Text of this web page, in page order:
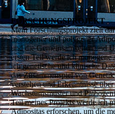
FORSCHUNGS­­PROJEKT
Mein Forschungsprojekt zielt
monogener und polygener
und die Gemeinsamkeiten und
ersten Teil werde ich
ich genetische und klinische
das Zusammenspiel von
verstehen und Erkenntnisse
Wachstumsmuster und
Teil meines Projekts werde ich
Adipositas erforschen, um die